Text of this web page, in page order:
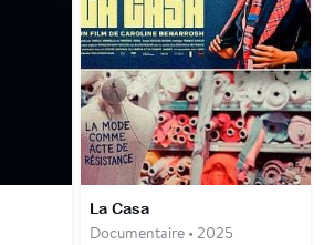
La Casa
Documentaire • 2025